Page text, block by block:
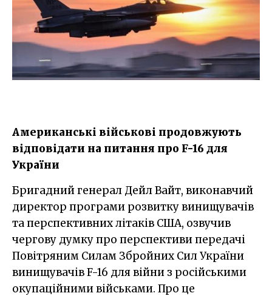
Американські військові продовжують
відповідати на питання про F-16 для
України
Бригадний генерал Дейл Вайт, виконавчий
директор програми розвитку винищувачів
та перспективних літаків США, озвучив
чергову думку про перспективи передачі
Повітряним Силам Збройних Сил України
винищувачів F-16 для війни з російськими
окупаційними військами. Про це